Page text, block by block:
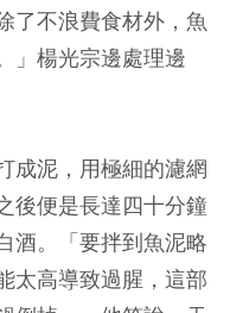
了不浪費食材外，魚
」楊光宗邊處理邊
成泥，用極細的濾網
後便是長達四十分鐘
酒。「要拌到魚泥略
太高導致過腥，這部